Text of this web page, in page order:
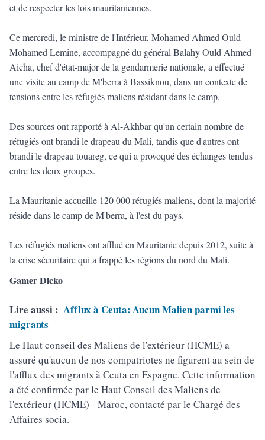
et de respecter les lois mauritaniennes.
Ce mercredi, le ministre de l'Intérieur, Mohamed Ahmed Ould
Mohamed Lemine, accompagné du général Balahy Ould Ahmed
Aicha, chef d'état-major de la gendarmerie nationale, a effectué
une visite au camp de M'berra à Bassiknou, dans un contexte de
tensions entre les réfugiés maliens résidant dans le camp.
Des sources ont rapporté à Al-Akhbar qu'un certain nombre de
réfugiés ont brandi le drapeau du Mali, tandis que d'autres ont
brandi le drapeau touareg, ce qui a provoqué des échanges tendus
entre les deux groupes.
La Mauritanie accueille 120 000 réfugiés maliens, dont la majorité
réside dans le camp de M'berra, à l'est du pays.
Les réfugiés maliens ont afflué en Mauritanie depuis 2012, suite à
la crise sécuritaire qui a frappé les régions du nord du Mali.
Gamer Dicko
Lire aussi : Afflux à Ceuta: Aucun Malien parmi les
migrants
Le Haut conseil des Maliens de l'extérieur (HCME) a
assuré qu'aucun de nos compatriotes ne figurent au sein de
l'afflux des migrants à Ceuta en Espagne. Cette information
a été confirmée par le Haut Conseil des Maliens de
l'extérieur (HCME) - Maroc, contacté par le Chargé des
Affaires socia.